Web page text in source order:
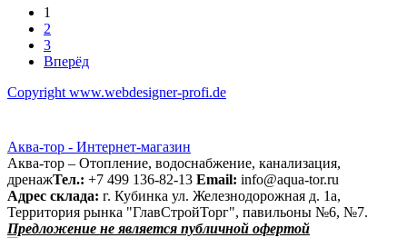
1
2
3
Вперёд
Copyright www.webdesigner-profi.de
Аква-тор - Интернет-магазин
Аква-тор – Отопление, водоснабжение, канализация,
дренажТел.: +7 499 136-82-13 Email: info@aqua-tor.ru
Адрес склада: г. Кубинка ул. Железнодорожная д. 1а,
Территория рынка "ГлавСтройТорг", павильоны №6, №7.
Предложение не является публичной офертой